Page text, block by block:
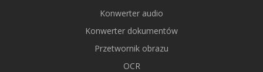
Konwerter audio
Konwerter dokumentów
Przetwornik obrazu
OCR